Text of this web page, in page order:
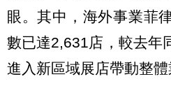
眼。其中，海外事業菲
數已達2,631店，較去年
進入新區域展店帶動整